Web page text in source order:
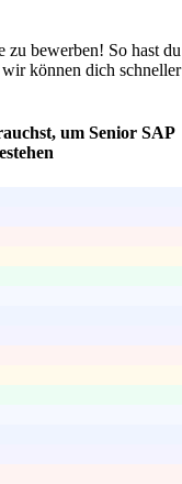
zu bewerben! So hast du
können dich schneller
um Senior SAP